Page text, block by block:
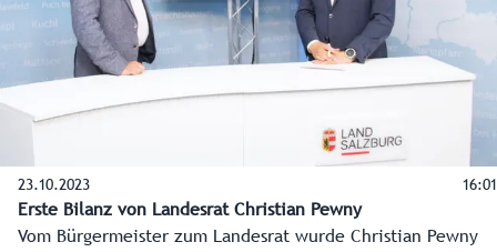
23.10.2023 16:01
Erste Bilanz von Landesrat Christian Pewny
Vom Bürgermeister zum Landesrat wurde Christian Pewny